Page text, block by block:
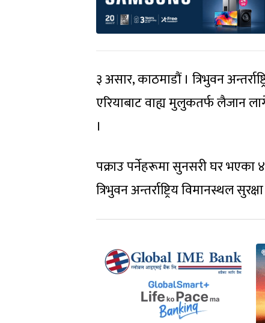
३ असार, काठमाडौं । त्रिभुवन
एरियाबाट वाह्य मुलुकतर्फ लैजान
।
पक्राउ पर्नेहरूमा सुनसरी घर भएका
त्रिभुवन अन्तर्राष्ट्रिय विमानस्थल